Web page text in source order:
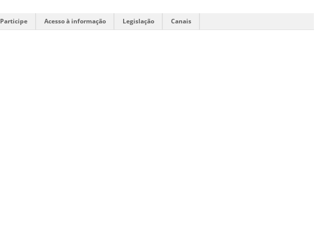
Participe Acesso à informação Legislação Canais